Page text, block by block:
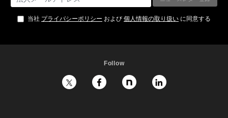
当社 プライバシーポリシー および 個人情報の取り扱い に同意する
Follow